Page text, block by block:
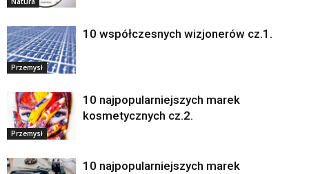
Przemysł
10 współczesnych wizjonerów cz.1.
Przemysł
10 najpopularniejszych marek
kosmetycznych cz.2.
10 najpopularniejszych marek